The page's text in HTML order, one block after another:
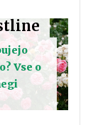
Vse o